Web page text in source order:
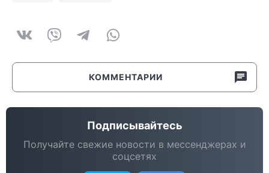
КОММЕНТАРИИ
Подписывайтесь
Получайте свежие новости в мессенджерах и
соцсетях